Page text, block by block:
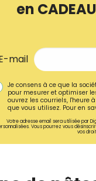
en
mail
Je consens à ce que la
pour mesurer et optimiser
ouvrez les courriels, l'heure
que vous utilisez. Pour en
Votre adresse email sera utilisée par
Vous pourrez vous
vos